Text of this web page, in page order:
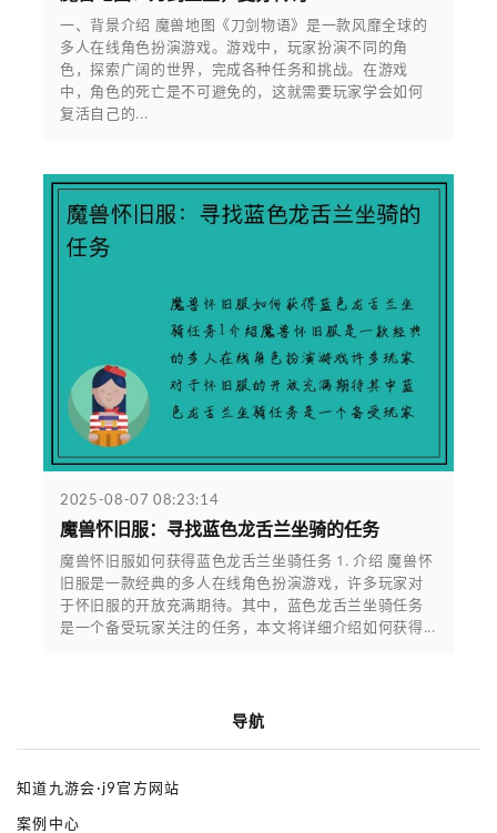
一、背景介绍 魔兽地图《刀剑物语》是一款风靡全球的
多人在线角色扮演游戏。游戏中，玩家扮演不同的角
色，探索广阔的世界，完成各种任务和挑战。在游戏
中，角色的死亡是不可避免的，这就需要玩家学会如何
复活自己的...
2025-08-07 08:23:14
魔兽怀旧服：寻找蓝色龙舌兰坐骑的任务
魔兽怀旧服如何获得蓝色龙舌兰坐骑任务 1. 介绍 魔兽怀
旧服是一款经典的多人在线角色扮演游戏，许多玩家对
于怀旧服的开放充满期待。其中，蓝色龙舌兰坐骑任务
是一个备受玩家关注的任务，本文将详细介绍如何获得...
导航
知道九游会·j9官方网站
案例中心